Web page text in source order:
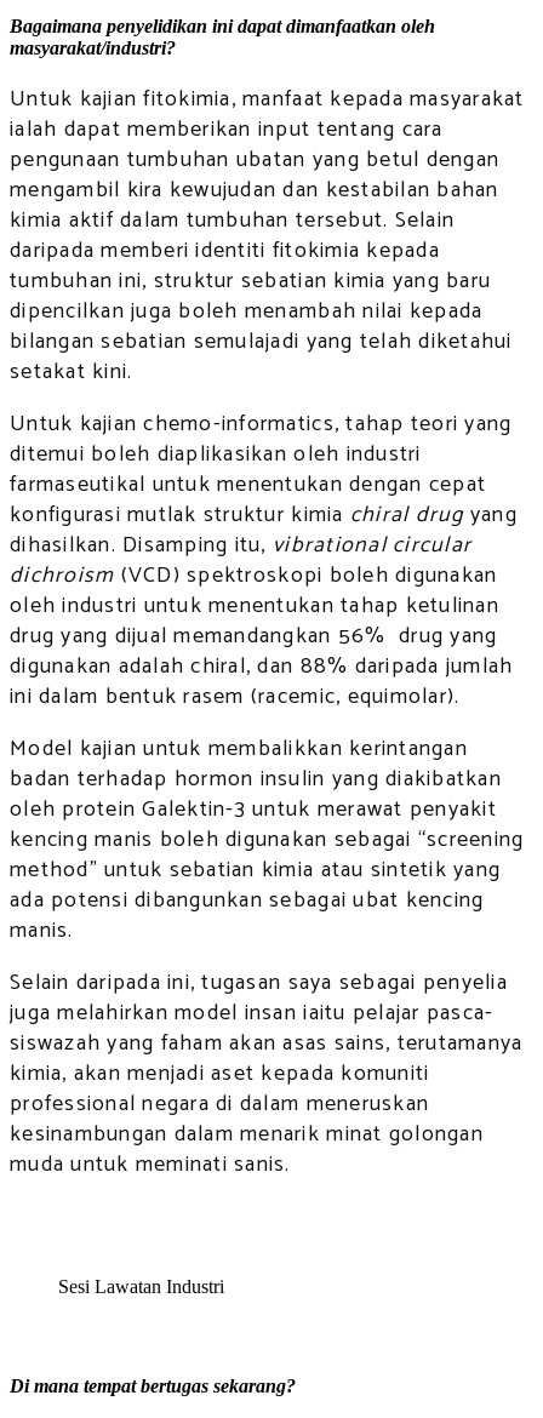
Bagaimana penyelidikan ini dapat dimanfaatkan oleh
masyarakat/industri?
Untuk kajian fitokimia, manfaat kepada masyarakat
ialah dapat memberikan input tentang cara
pengunaan tumbuhan ubatan yang betul dengan
mengambil kira kewujudan dan kestabilan bahan
kimia aktif dalam tumbuhan tersebut. Selain
daripada memberi identiti fitokimia kepada
tumbuhan ini, struktur sebatian kimia yang baru
dipencilkan juga boleh menambah nilai kepada
bilangan sebatian semulajadi yang telah diketahui
setakat kini.
Untuk kajian chemo-informatics, tahap teori yang
ditemui boleh diaplikasikan oleh industri
farmaseutikal untuk menentukan dengan cepat
konfigurasi mutlak struktur kimia chiral drugyang
dihasilkan. Disamping itu, vibrational circular
dichroism (VCD) spektroskopi boleh digunakan
oleh industri untuk menentukan tahap ketulinan
drug yang dijual memandangkan 56% drug yang
digunakan adalah chiral, dan 88% daripada jumlah
ini dalam bentuk rasem (racemic, equimolar).
Model kajian untuk membalikkan kerintangan
badan terhadap hormon insulin yang diakibatkan
oleh protein Galektin-3 untuk merawat penyakit
kencing manis boleh digunakan sebagai “screening
method” untuk sebatian kimia atau sintetik yang
ada potensi dibangunkan sebagai ubat kencing
manis.
Selain daripada ini, tugasan saya sebagai penyelia
juga melahirkan model insan iaitu pelajar pasca-
siswazah yang faham akan asas sains, terutamanya
kimia, akan menjadi aset kepada komuniti
professional negara di dalam meneruskan
kesinambungan dalam menarik minat golongan
muda untuk meminati sanis.
Sesi Lawatan Industri
Di mana tempat bertugas sekarang?